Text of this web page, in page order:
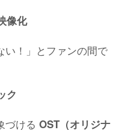
像化
い！」とファンの間で
ク
づける OST（オリジナ